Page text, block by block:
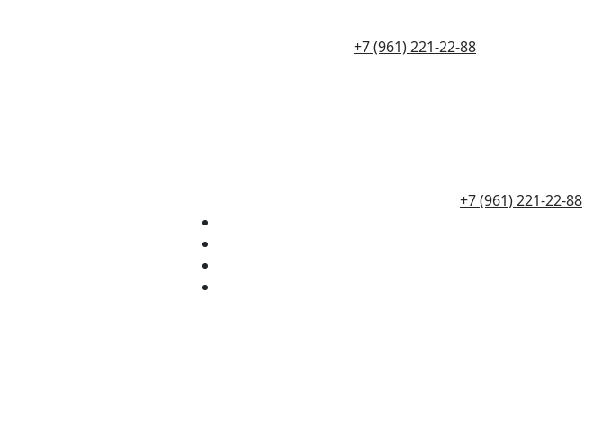
+7 (961) 221-22-88
+7 (961) 221-22-88